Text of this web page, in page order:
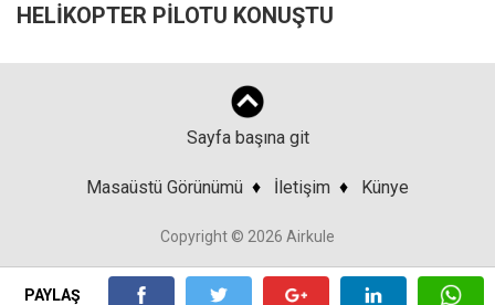
PAYLAŞ
HELİKOPTER PİLOTU KONUŞTU
Sayfa başına git
Masaüstü Görünümü ♦ İletişim ♦ Künye
Copyright © 2026 Airkule